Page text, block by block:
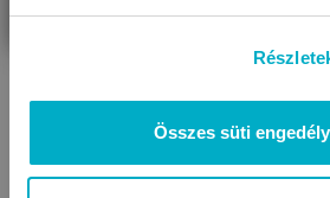
Összes süti
ELLEPI
1000 Red Day előke
599 Ft